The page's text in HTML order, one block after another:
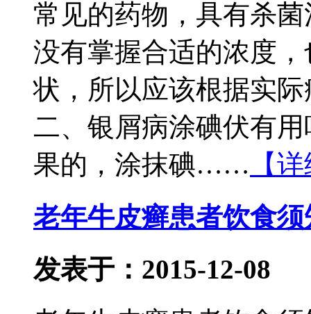
常见的药物，具有杀
没有掌握合适的浓度
状，所以应该根据实
二、银屑病涂碘伏有
果的，涂抹碘…… 【
老年牛皮癣患者饮食须
发表于：2015-12-08